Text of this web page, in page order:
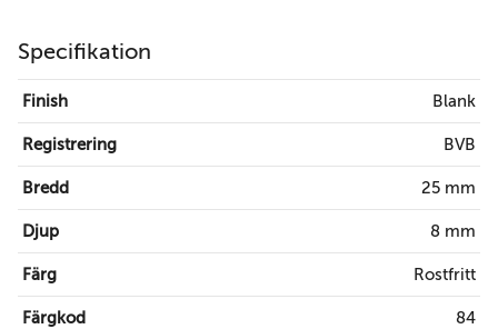
Specifikation
Finish Blank
Registrering BVB
Bredd 25 mm
Djup 8 mm
Färg Rostfritt
Färgkod 84